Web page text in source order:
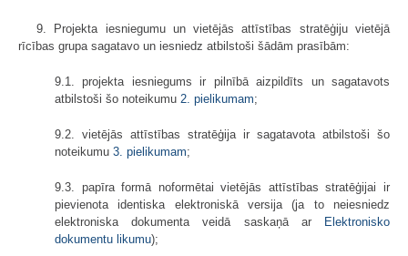
9. Projekta iesniegumu un vietējās attīstības stratēģiju vietējā
rīcības grupa sagatavo un iesniedz atbilstoši šādām prasībām:
9.1. projekta iesniegums ir pilnībā aizpildīts un sagatavots
atbilstoši šo noteikumu 2. pielikumam;
9.2. vietējās attīstības stratēģija ir sagatavota atbilstoši šo
noteikumu 3. pielikumam;
9.3. papīra formā noformētai vietējās attīstības stratēģijai ir
pievienota identiska elektroniskā versija (ja to neiesniedz
elektroniska dokumenta veidā saskaņā ar
Elektronisko
dokumentu likumu);